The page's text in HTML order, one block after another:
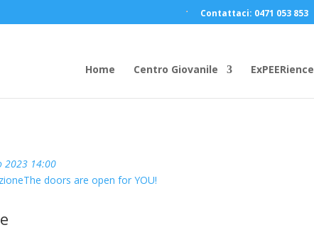
Contattaci: 0471 053 853
Home Centro Giovanile ExPEERience
2023 14:00
The doors are open for YOU!